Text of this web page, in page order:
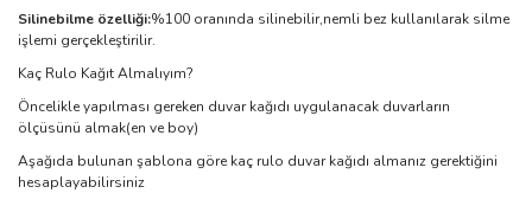
Silinebilme özelliği:%100 oranında silinebilir,nemli bez kullanılarak silme
işlemi gerçekleştirilir.
Kaç Rulo Kağıt Almalıyım?
Öncelikle yapılması gereken duvar kağıdı uygulanacak duvarların
ölçüsünü almak(en ve boy)
Aşağıda bulunan şablona göre kaç rulo duvar kağıdı almanız gerektiğini
hesaplayabilirsiniz